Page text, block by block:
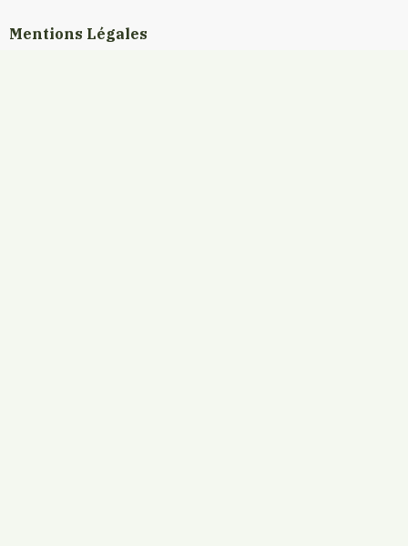
Mentions Légales